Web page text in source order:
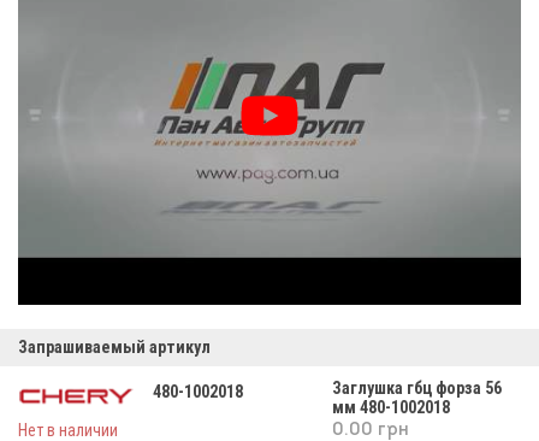
Запрашиваемый артикул
480-1002018
Заглушка гбц форза 56
мм 480-1002018
Нет в наличии
0.00 грн